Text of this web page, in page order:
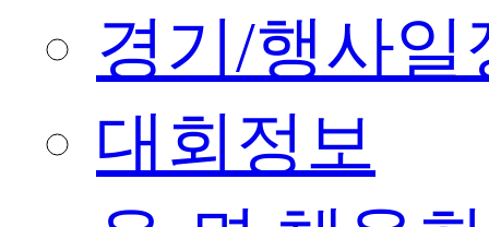
경기/행사일
대회정보